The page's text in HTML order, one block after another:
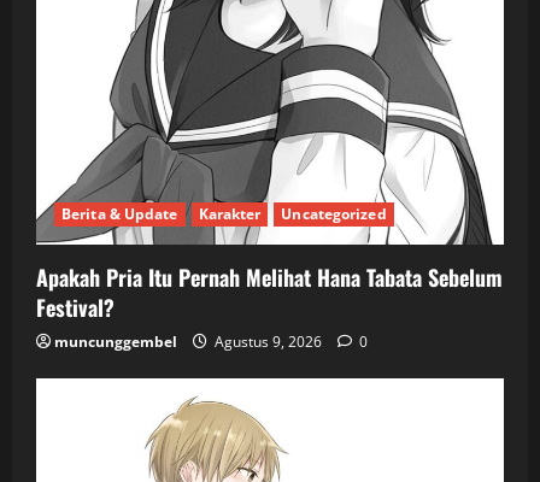
Berita & Update Karakter Uncategorized
Apakah Pria Itu Pernah Melihat Hana Tabata Sebelum
Festival?
muncunggembel Agustus 9, 2026 0